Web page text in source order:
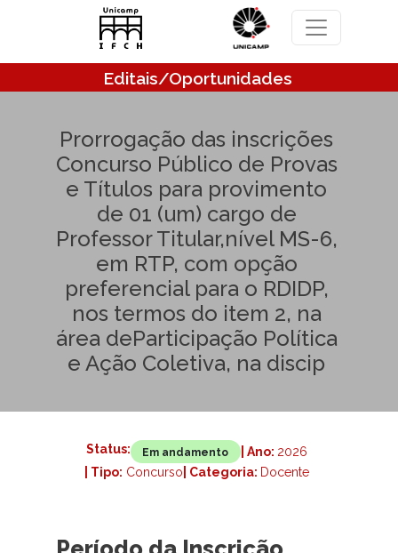
Pular para o conteúdo principal
Editais/Oportunidades
Prorrogação das inscrições
Concurso Público de Provas
e Títulos para provimento
de 01 (um) cargo de
Professor Titular,nível MS-6,
em RTP, com opção
preferencial para o RDIDP,
nos termos do item 2, na
área deParticipação Política
e Ação Coletiva, na discip
Status: Em andamento | Ano: 2026
| Tipo: Concurso | Categoria: Docente